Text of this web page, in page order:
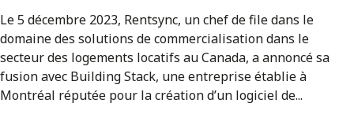
Le 5 décembre 2023, Rentsync, un chef de file dans le
domaine des solutions de commercialisation dans le
secteur des logements locatifs au Canada, a annoncé sa
fusion avec Building Stack, une entreprise établie à
Montréal réputée pour la création d’un logiciel de...